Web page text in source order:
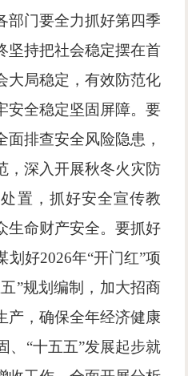
部门要全力抓好第四季
坚持把社会稳定摆在首
大局稳定，有效防范化
安全稳定坚固屏障。要
排查安全风险隐患，
，深入开展秋冬火灾防
置，抓好安全宣传教
生命财产安全。要抓好
划好2026年“开门红”项
”规划编制，加大招商
产，确保全年经济健康
、“十五五”发展起步就